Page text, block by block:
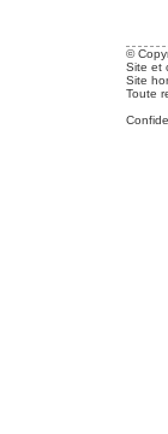
©
Site et
Site
Toute